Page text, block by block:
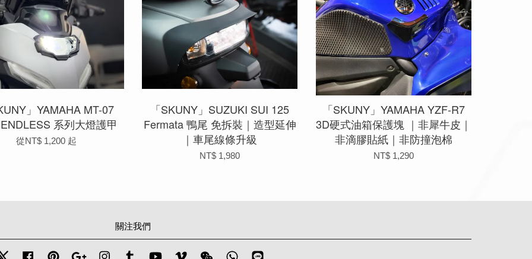
」YAMAHA MT-07
系列大燈護甲
從NT$ 1,200 起
「SKUNY」SUZUKI SUI 125
Fermata 鴨尾 免拆裝｜造型延伸
｜車尾線條升級
NT$ 1,980
「SKUNY」YAMAHA YZF-R7
3D硬式油箱保護塊 ｜非犀牛皮｜
非滴膠貼紙｜非防撞泡棉
NT$ 1,290
關注我們
Twitter FacebookPinterestGoogle InstagramTumblr YouTubeVimeo Wechat Whatsapp